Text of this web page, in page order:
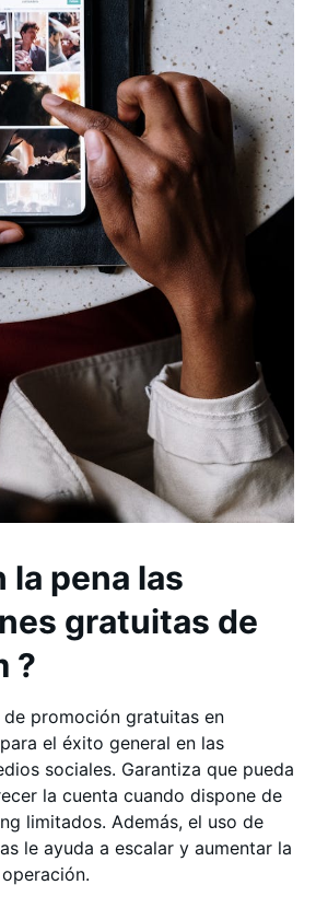
la pena las
gratuitas de
?
promoción gratuitas en
el éxito general en las
sociales. Garantiza que pueda
la cuenta cuando dispone de
limitados. Además, el uso de
le ayuda a escalar y aumentar la